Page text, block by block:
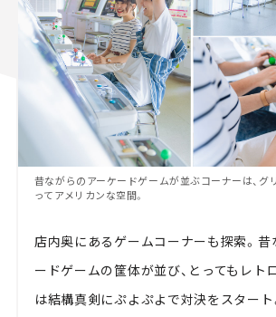
昔ながらのアーケードゲームが並ぶコーナーは、グ
ってアメリカンな空間。
店内奥にあるゲームコーナーも探索。昔
ードゲームの筐体が並び、とってもレト
は結構真剣にぷよぷよで対決をスター